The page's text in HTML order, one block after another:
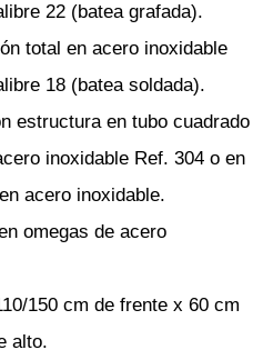
22 (batea grafada).
total en acero inoxidable
18 (batea soldada).
estructura en tubo cuadrado
inoxidable Ref. 304 o en
acero inoxidable.
omegas de acero
150 cm de frente x 60 cm
alto.